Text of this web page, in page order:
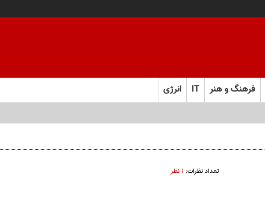
فرهنگ و هنر IT انرژی
تعداد نظرات: ۱ نظر